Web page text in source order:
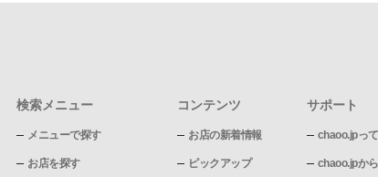
検索メニュー
メニューで探す
お店を探す
コンテンツ
お店の新着情報
ピックアップ
サポート
chaoo.jpっ
chaoo.jpか